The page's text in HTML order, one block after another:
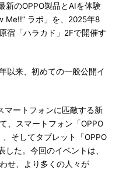
新のOPPO製品とAIを体験
Me!!” ラボ」を、2025年8
宿「ハラカド」2Fで開催す
以来、初めての一般公開イ
ートフォンに匹敵する新
、スマートフォン「OPPO
そしてタブレット「OPPO
た。今回のイベントは、
せ、より多くの人々が